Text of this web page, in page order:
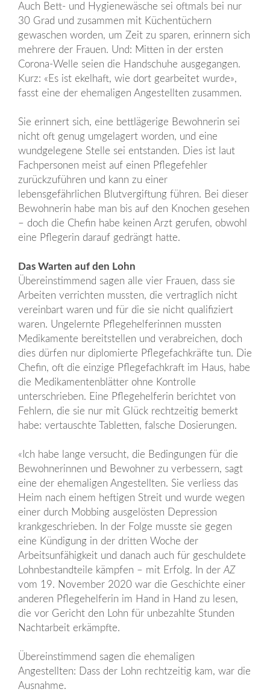
Auch Bett- und Hygienewäsche sei oftmals bei nur
30 Grad und zusammen mit Küchentüchern
gewaschen worden, um Zeit zu sparen, erinnern sich
mehrere der Frauen. Und: Mitten in der ersten
Corona-Welle seien die Handschuhe ausgegangen.
Kurz: «Es ist ekelhaft, wie dort gearbeitet wurde»,
fasst eine der ehemaligen Angestellten zusammen.
Sie erinnert sich, eine bettlägerige Bewohnerin sei
nicht oft genug umgelagert worden, und eine
wundgelegene Stelle sei entstanden. Dies ist laut
Fachpersonen meist auf einen Pflegefehler
zurückzuführen und kann zu einer
lebensgefährlichen Blutvergiftung führen. Bei dieser
Bewohnerin habe man bis auf den Knochen gesehen
– doch die Chefin habe keinen Arzt gerufen, obwohl
eine Pflegerin darauf gedrängt hatte.
Das Warten auf den Lohn
Übereinstimmend sagen alle vier Frauen, dass sie
Arbeiten verrichten mussten, die vertraglich nicht
vereinbart waren und für die sie nicht qualifiziert
waren. Ungelernte Pflegehelferinnen mussten
Medikamente bereitstellen und verabreichen, doch
dies dürfen nur diplomierte Pflegefachkräfte tun. Die
Chefin, oft die einzige Pflegefachkraft im Haus, habe
die Medikamentenblätter ohne Kontrolle
unterschrieben. Eine Pflegehelferin berichtet von
Fehlern, die sie nur mit Glück rechtzeitig bemerkt
habe: vertauschte Tabletten, falsche Dosierungen.
«Ich habe lange versucht, die Bedingungen für die
Bewohnerinnen und Bewohner zu verbessern, sagt
eine der ehemaligen Angestellten. Sie verliess das
Heim nach einem heftigen Streit und wurde wegen
einer durch Mobbing ausgelösten Depression
krankgeschrieben. In der Folge musste sie gegen
eine Kündigung in der dritten Woche der
Arbeitsunfähigkeit und danach auch für geschuldete
Lohnbestandteile kämpfen – mit Erfolg. In der AZ
vom 19. November 2020 war die Geschichte einer
anderen Pflegehelferin im Hand in Hand zu lesen,
die vor Gericht den Lohn für unbezahlte Stunden
Nachtarbeit erkämpfte.
Übereinstimmend sagen die ehemaligen
Angestellten: Dass der Lohn rechtzeitig kam, war die
Ausnahme.